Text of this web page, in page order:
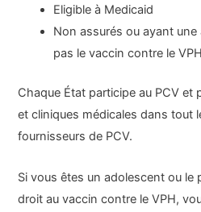
Eligible à Medicaid
Non assurés ou ayant
pas le vaccin contre le VPH
Chaque État participe au PCV et
et cliniques médicales dans tout
fournisseurs de PCV.
Si vous êtes un adolescent ou le
droit au vaccin contre le VPH,